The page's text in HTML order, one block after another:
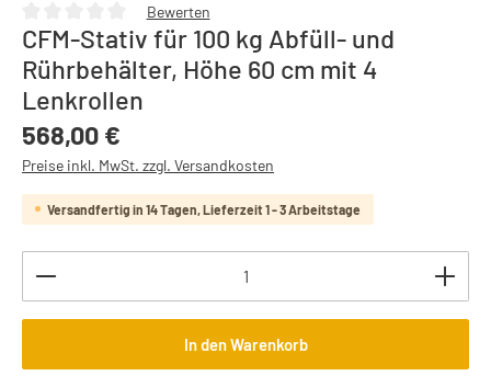
Durchschnittliche Bewertung von 0 von 5 Sternen
Bewerten
CFM-Stativ für 100 kg Abfüll- und
Rührbehälter, Höhe 60 cm mit 4
Lenkrollen
Regulärer Preis:
568,00 €
Preise inkl. MwSt. zzgl. Versandkosten
Versandfertig in 14 Tagen, Lieferzeit 1 - 3 Arbeitstage
Produkt Anzahl: Gib den gewünschten Wert ein
In den Warenkorb